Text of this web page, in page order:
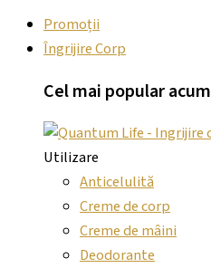
Promoții
Îngrijire Corp
Cel mai popularacum
Utilizare
Anticelulită
Creme de corp
Creme de mâini
Deodorante